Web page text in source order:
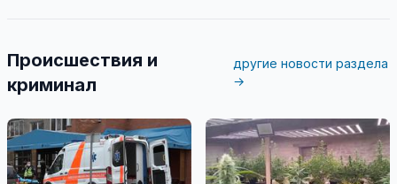
Происшествия и
криминал
другие новости раздела
→